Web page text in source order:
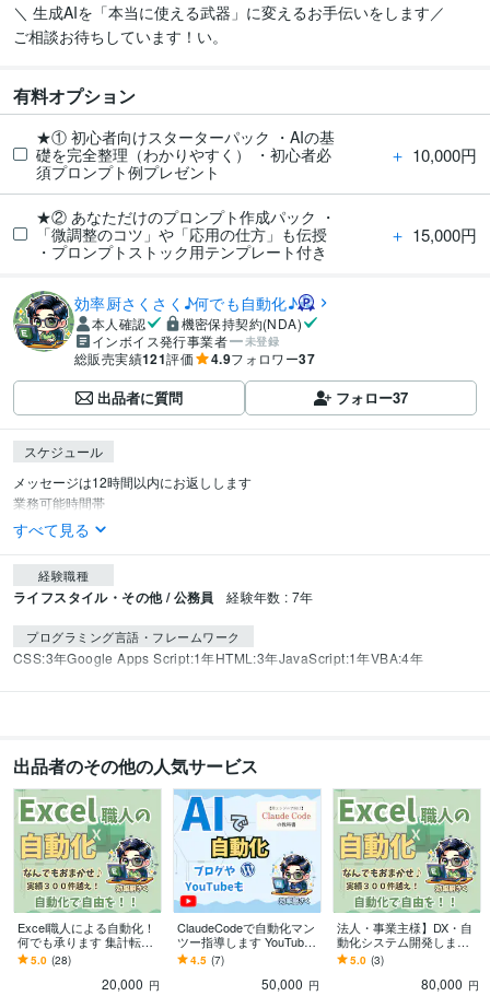
＼ 生成AIを「本当に使える武器」に変えるお手伝いをします／
ご相談お待ちしています！い。
有料オプション
★① 初心者向けスターターパック ・AIの基
礎を完全整理（わかりやすく） ・初心者必
須プロンプト例プレゼント
＋ 10,000円
★② あなただけのプロンプト作成パック ・
「微調整のコツ」や「応用の仕方」も伝授
・プロンプトストック用テンプレート付き
＋ 15,000円
効率厨さくさく♪何でも自動化♪
本人確認
機密保持契約(NDA)
インボイス発行事業者
未登録
総販売実績121評価 4.9フォロワー37
出品者に質問 フォロー37
スケジュール
メッセージは12時間以内にお返しします
業務可能時間帯
すべて見る
経験職種
ライフスタイル・その他 / 公務員 経験年数 : 7年
プログラミング言語・フレームワーク
CSS:3年Google Apps Script:1年HTML:3年JavaScript:1年VBA:4年
出品者のその他の人気サービス
Excel職人による自動化！
何でも承ります 集計転記/
Outlook/印刷//シフト表/解
説付き
5.0 (28)
20,000 円
ClaudeCodeで自動化マン
ツー指導します YouTube
自動/業務効率/アプリ開発/
プログラミング不要
4.5 (7)
50,000 円
法人・事業主様】DX・自
動化システム開発します
要件定義からPython/GAS
連携・マニュアル作成保
5.0 (3)
80,000 円